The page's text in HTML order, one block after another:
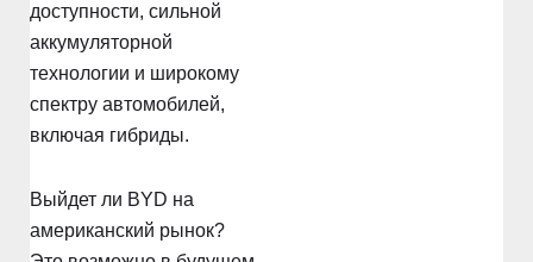
доступности, сильной
аккумуляторной
технологии и широкому
спектру автомобилей,
включая гибриды.
Выйдет ли BYD на
американский рынок?